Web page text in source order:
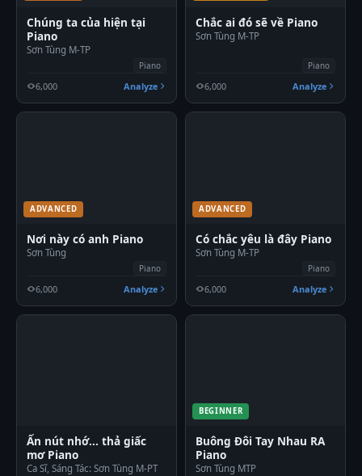
Chúng ta của hiện tại
Piano
Sơn Tùng M-TP
Piano
6,000 Analyze
Chắc ai đó sẽ về Piano
Sơn Tùng M-TP
Piano
6,000 Analyze
ADVANCED
Nơi này có anh Piano
Sơn Tùng
Piano
6,000 Analyze
ADVANCED
Có chắc yêu là đây Piano
Sơn Tùng M-TP
Piano
6,000 Analyze
Ấn nút nhớ... thả giấc
mơ Piano
Ca Sĩ, Sáng Tác: Sơn Tùng M-PT
BEGINNER
Buông Đôi Tay Nhau RA
Piano
Sơn Tùng MTP